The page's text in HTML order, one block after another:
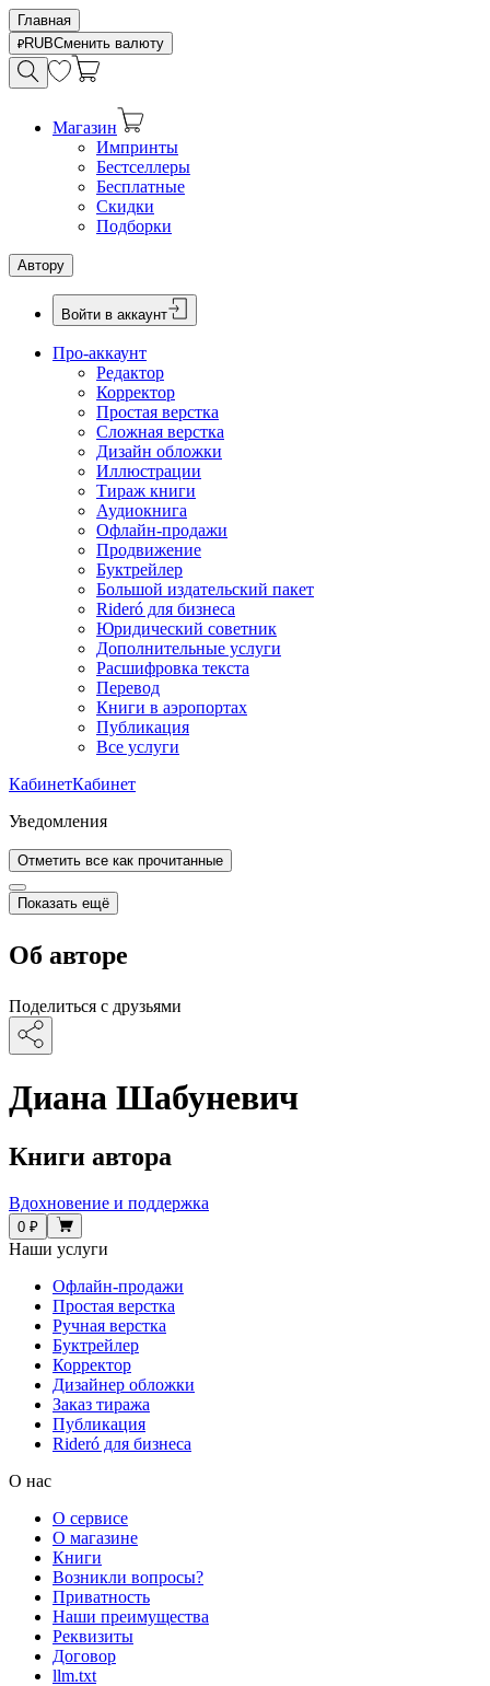
Главная
RUBСменить валюту
Магазин
Импринты
Бестселлеры
Бесплатные
Скидки
Подборки
Автору
Войти в аккаунт
Про-аккаунт
Редактор
Корректор
Простая верстка
Сложная верстка
Дизайн обложки
Иллюстрации
Тираж книги
Аудиокнига
Офлайн-продажи
Продвижение
Буктрейлер
Большой издательский пакет
Rideró для бизнеса
Юридический советник
Дополнительные услуги
Расшифровка текста
Перевод
Книги в аэропортах
Публикация
Все услуги
КабинетКабинет
Уведомления
Отметить все как прочитанные
Показать ещё
Об авторе
Поделиться с друзьями
Диана Шабуневич
Книги автора
Вдохновение и поддержка
0 ₽
Наши услуги
Офлайн-продажи
Простая верстка
Ручная верстка
Буктрейлер
Корректор
Дизайнер обложки
Заказ тиража
Публикация
Rideró для бизнеса
О нас
О сервисе
О магазине
Книги
Возникли вопросы?
Приватность
Наши преимущества
Реквизиты
Договор
llm.txt